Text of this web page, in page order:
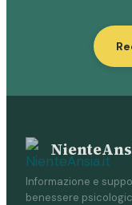
Informazione e
benessere